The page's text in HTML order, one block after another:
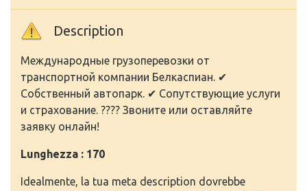
Description
Международные грузоперевозки от
транспортной компании Белкаспиан. ✔
Собственный автопарк. ✔ Сопутствующие услуги
и страхование. ???? Звоните или оставляйте
заявку онлайн!
Lunghezza : 170
Idealmente, la tua meta description dovrebbe